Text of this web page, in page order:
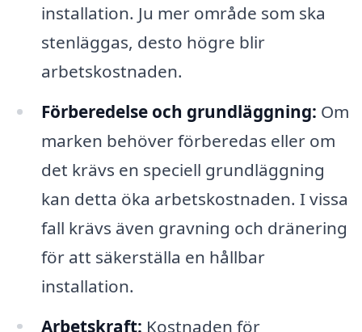
installation. Ju mer område som ska
stenläggas, desto högre blir
arbetskostnaden.
Förberedelse och grundläggning: Om
marken behöver förberedas eller om
det krävs en speciell grundläggning
kan detta öka arbetskostnaden. I vissa
fall krävs även gravning och dränering
för att säkerställa en hållbar
installation.
Arbetskraft: Kostnaden för